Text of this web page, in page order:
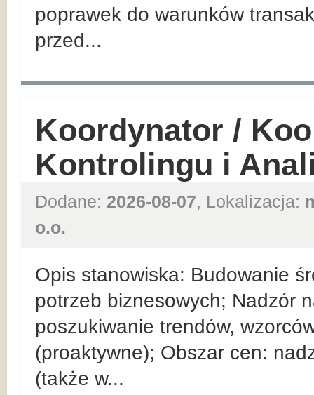
poprawek do warunków
przed...
Koordynator /
Kontrolingu i
Dodane: 2026-08-07, Lokalizacja:
o.o.
Opis stanowiska: Budowanie
potrzeb biznesowych; Nadzór
poszukiwanie trendów,
(proaktywne); Obszar cen:
(także w...